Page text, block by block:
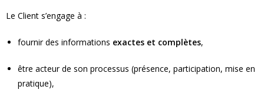
Le Client s’engage à :
fournir des informations exactes et complètes,
être acteur de son processus (présence, participation, mise en
pratique),